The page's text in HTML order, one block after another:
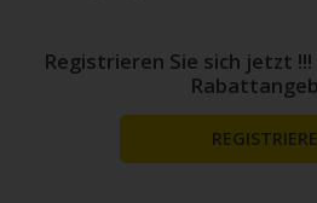
Registrieren Sie sich jetzt